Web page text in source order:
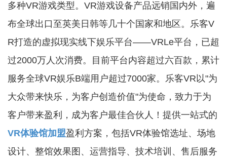
多种VR游戏类型。VR游戏设备产品远销国内外，遍
布全球出口至英美日韩等几十个国家和地区。乐客V
R打造的虚拟现实线下娱乐平台——VRLe平台，已超
过2000万人次消费。目前平台内容超过六百款，累计
服务全球VR娱乐B端用户超过7000家。乐客VR以"为
大众带来快乐，为客户创造价值"为使命，致力于为
客户带来盈利，成为客户最佳合伙人！提供一站式的
VR体验馆加盟盈利方案，包括VR体验馆选址、场地
设计、整馆效果图、运营指导、技术培训、售后服务